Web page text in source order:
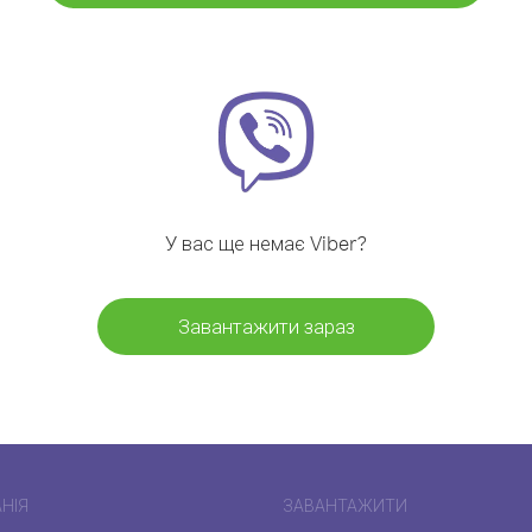
У вас ще немає Viber?
Завантажити зараз
ЗАВАНТАЖИТИ